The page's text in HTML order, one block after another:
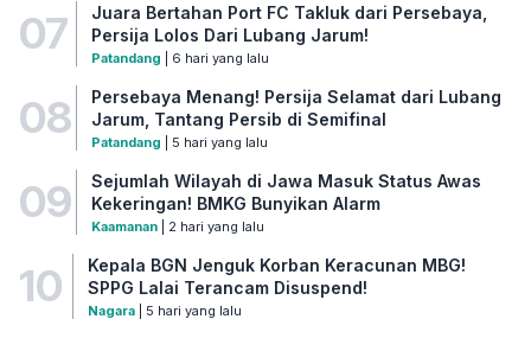
07
Juara Bertahan Port FC Takluk dari Persebaya,
Persija Lolos Dari Lubang Jarum!
Patandang | 6 hari yang lalu
08
Persebaya Menang! Persija Selamat dari Lubang
Jarum, Tantang Persib di Semifinal
Patandang | 5 hari yang lalu
09
Sejumlah Wilayah di Jawa Masuk Status Awas
Kekeringan! BMKG Bunyikan Alarm
Kaamanan| 2 hari yang lalu
10
Kepala BGN Jenguk Korban Keracunan MBG!
SPPG Lalai Terancam Disuspend!
Nagara| 5 hari yang lalu